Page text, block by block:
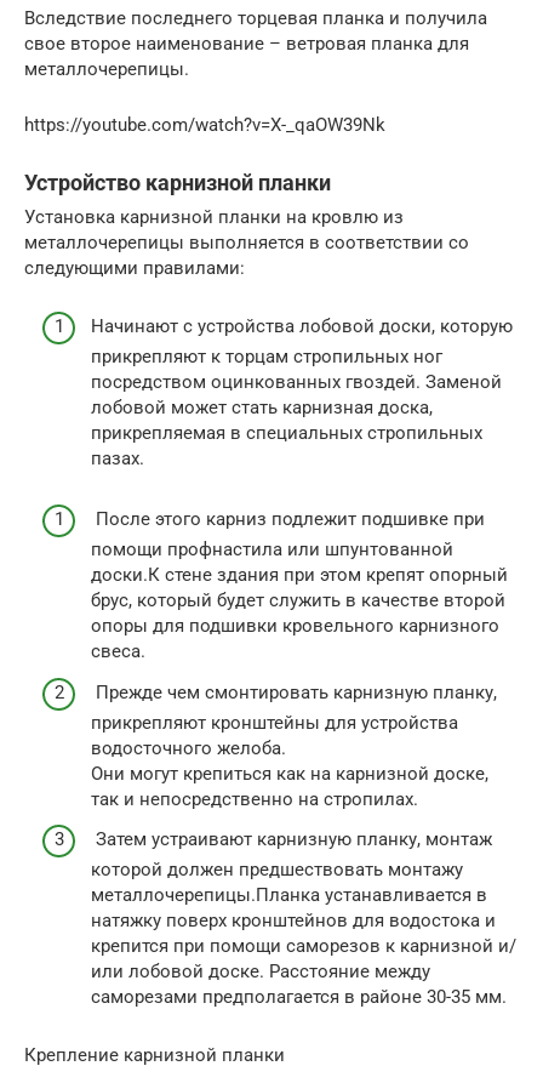
Вследствие последнего торцевая планка и получила
свое второе наименование – ветровая планка для
металлочерепицы.
https://youtube.com/watch?v=X-_qaOW39Nk
Устройство карнизной планки
Установка карнизной планки на кровлю из
металлочерепицы выполняется в соответствии со
следующими правилами:
Начинают с устройства лобовой доски, которую
прикрепляют к торцам стропильных ног
посредством оцинкованных гвоздей. Заменой
лобовой может стать карнизная доска,
прикрепляемая в специальных стропильных
пазах.
После этого карниз подлежит подшивке при
помощи профнастила или шпунтованной
доски.К стене здания при этом крепят опорный
брус, который будет служить в качестве второй
опоры для подшивки кровельного карнизного
свеса.
Прежде чем смонтировать карнизную планку,
прикрепляют кронштейны для устройства
водосточного желоба.
Они могут крепиться как на карнизной доске,
так и непосредственно на стропилах.
Затем устраивают карнизную планку, монтаж
которой должен предшествовать монтажу
металлочерепицы.Планка устанавливается в
натяжку поверх кронштейнов для водостока и
крепится при помощи саморезов к карнизной и/
или лобовой доске. Расстояние между
саморезами предполагается в районе 30-35 мм.
Крепление карнизной планки